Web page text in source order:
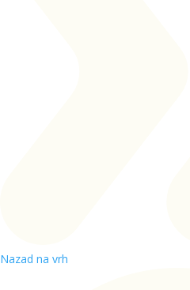
Nazad na vrh